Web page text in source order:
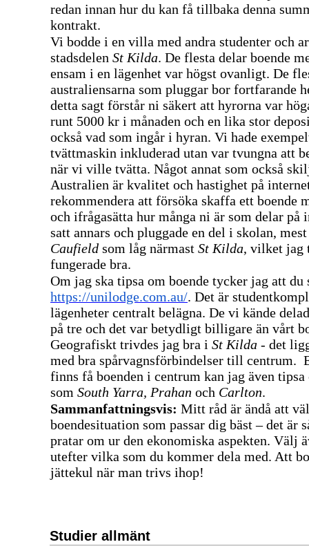
redan innan hur du kan få tillbaka denna
kontrakt.
Vi bodde i en villa med andra studenter och
stadsdelen St Kilda. De flesta delar boende
ensam i en lägenhet var högst ovanligt. De
australiensarna som pluggar bor fortfarande
detta sagt förstår ni säkert att hyrorna var
runt 5000 kr i månaden och en lika stor
också vad som ingår i hyran. Vi hade
tvättmaskin inkluderad utan var tvungna att
när vi ville tvätta. Något annat som också
Australien är kvalitet och hastighet på
rekommendera att försöka skaffa ett boende
och ifrågasätta hur många ni är som delar på
satt annars och pluggade en del i skolan,
Caufield som låg närmast St Kilda, vilket jag
fungerade bra.
Om jag ska tipsa om boende tycker jag att
https://unilodge.com.au/. Det är
lägenheter centralt belägna. De vi kände
på tre och det var betydligt billigare än vårt
Geografiskt trivdes jag bra i St Kilda - det
med bra spårvagnsförbindelser till centrum.
finns få boenden i centrum kan jag även tipsa
som South Yarra, Prahan och Carlton.
Sammanfattningsvis: Mitt råd är ändå att
boendesituation som passar dig bäst – det är
pratar om ur den ekonomiska aspekten. Välj
utefter vilka som du kommer dela med. Att
jättekul när man trivs ihop!
Studier allmänt